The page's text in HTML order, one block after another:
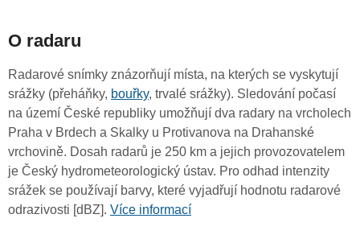
O radaru
Radarové snímky znázorňují místa, na kterých se vyskytují
srážky (přeháňky, bouřky, trvalé srážky). Sledování počasí
na území České republiky umožňují dva radary na vrcholech
Praha v Brdech a Skalky u Protivanova na Drahanské
vrchovině. Dosah radarů je 250 km a jejich provozovatelem
je Český hydrometeorologický ústav. Pro odhad intenzity
srážek se používají barvy, které vyjadřují hodnotu radarové
odrazivosti [dBZ]. Více informací